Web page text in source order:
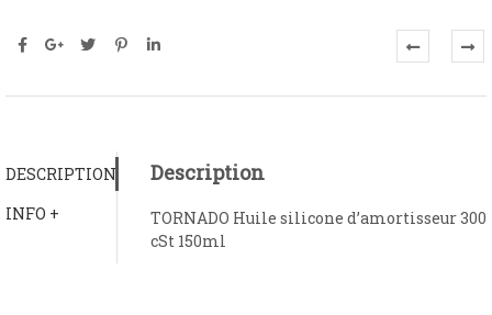
DESCRIPTION
INFO +
Description
TORNADO Huile silicone d’amortisseur 300
cSt 150ml